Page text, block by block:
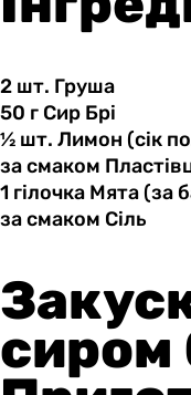
2 шт. Груша
50 г Сир Брі
½ шт. Лимон (сік
за смаком
1 гілочка Мята(за
за смаком Сіль
сиром